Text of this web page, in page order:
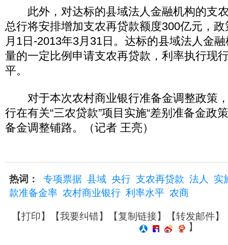
此外，对达标的县域法人金融机构的支
总行将安排增加支农再贷款额度300亿元，
月1日-2013年3月31日。达标的县域法人金
量的一定比例申请支农再贷款，利率执行现
平。
对于本次农村商业银行准备金调整政策
行在有关“三农贷款”项目实施“差别准备金政
备金调整铺路。（记者 王亮）
热词： 专项票据 县域 央行 支农再贷款 法人
实
款准备金率 农村商业银行 利率水平 农商
【打印】【我要纠错】【复制链接】【转发邮件】
】